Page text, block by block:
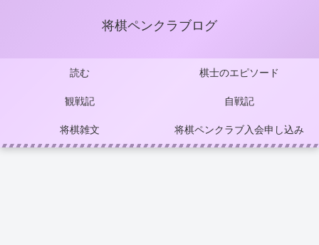
将棋ペンクラブログ
読む 棋士のエピソード
観戦記 自戦記
将棋雑文 将棋ペンクラブ入会申し込み